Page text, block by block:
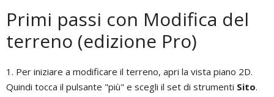
Primi passi con Modifica del
terreno (edizione Pro)
1. Per iniziare a modificare il terreno, apri la vista piano 2D.
Quindi tocca il pulsante "più" e scegli il set di strumenti Sito.